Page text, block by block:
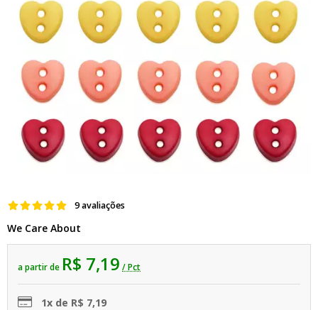
9 avaliações
We Care About
a partir de R$ 7,19 / Pct
1x de R$ 7,19